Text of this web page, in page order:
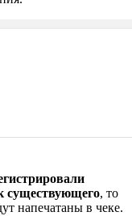
существующего, то
напечатаны в чеке.